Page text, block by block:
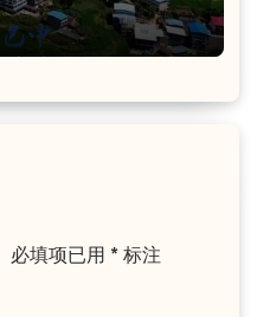
必填项已用 * 标注